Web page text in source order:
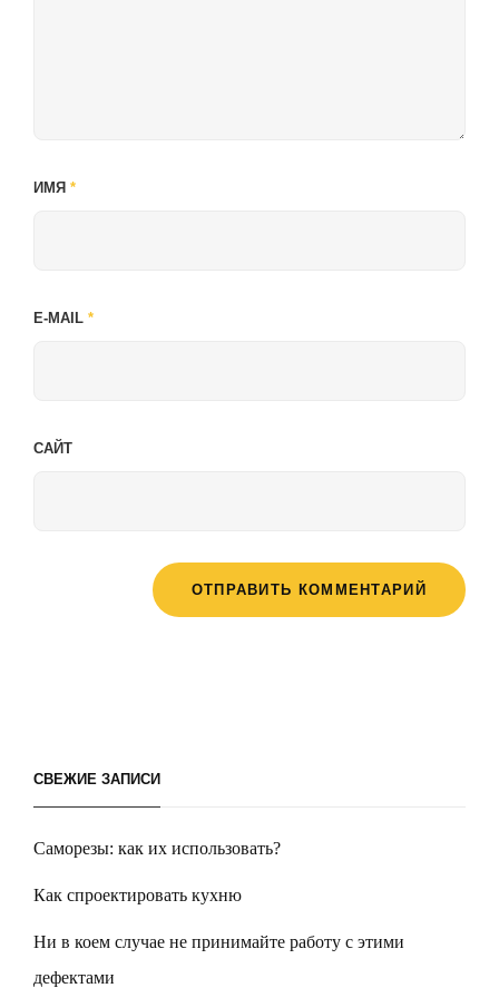
ИМЯ *
E-MAIL *
САЙТ
СВЕЖИЕ ЗАПИСИ
Саморезы: как их использовать?
Как спроектировать кухню
Ни в коем случае не принимайте работу с этими
дефектами